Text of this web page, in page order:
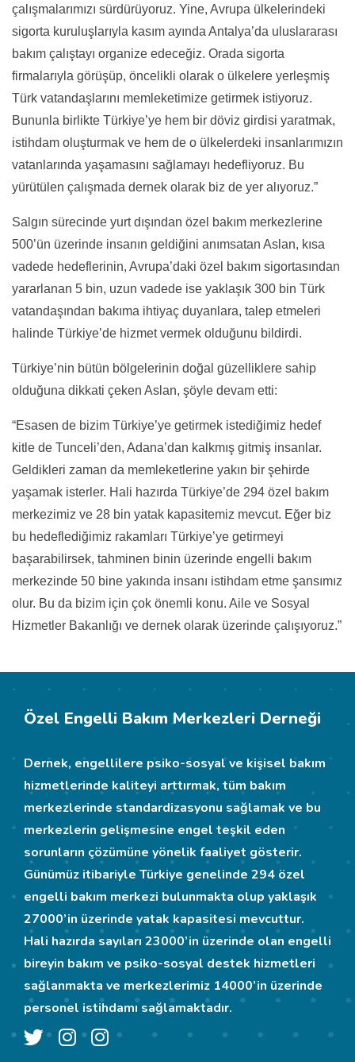
çalışmalarımızı sürdürüyoruz. Yine, Avrupa ülkelerindeki
sigorta kuruluşlarıyla kasım ayında Antalya’da uluslararası
bakım çalıştayı organize edeceğiz. Orada sigorta
firmalarıyla görüşüp, öncelikli olarak o ülkelere yerleşmiş
Türk vatandaşlarını memleketimize getirmek istiyoruz.
Bununla birlikte Türkiye’ye hem bir döviz girdisi yaratmak,
istihdam oluşturmak ve hem de o ülkelerdeki insanlarımızın
vatanlarında yaşamasını sağlamayı hedefliyoruz. Bu
yürütülen çalışmada dernek olarak biz de yer alıyoruz.”
Salgın sürecinde yurt dışından özel bakım merkezlerine
500’ün üzerinde insanın geldiğini anımsatan Aslan, kısa
vadede hedeflerinin, Avrupa’daki özel bakım sigortasından
yararlanan 5 bin, uzun vadede ise yaklaşık 300 bin Türk
vatandaşından bakıma ihtiyaç duyanlara, talep etmeleri
halinde Türkiye’de hizmet vermek olduğunu bildirdi.
Türkiye’nin bütün bölgelerinin doğal güzelliklere sahip
olduğuna dikkati çeken Aslan, şöyle devam etti:
“Esasen de bizim Türkiye’ye getirmek istediğimiz hedef
kitle de Tunceli’den, Adana’dan kalkmış gitmiş insanlar.
Geldikleri zaman da memleketlerine yakın bir şehirde
yaşamak isterler. Hali hazırda Türkiye’de 294 özel bakım
merkezimiz ve 28 bin yatak kapasitemiz mevcut. Eğer biz
bu hedeflediğimiz rakamları Türkiye’ye getirmeyi
başarabilirsek, tahminen binin üzerinde engelli bakım
merkezinde 50 bine yakında insanı istihdam etme şansımız
olur. Bu da bizim için çok önemli konu. Aile ve Sosyal
Hizmetler Bakanlığı ve dernek olarak üzerinde çalışıyoruz.”
Özel Engelli Bakım Merkezleri Derneği
Dernek, engellilere psiko-sosyal ve kişisel bakım
hizmetlerinde kaliteyi arttırmak, tüm bakım
merkezlerinde standardizasyonu sağlamak ve bu
merkezlerin gelişmesine engel teşkil eden
sorunların çözümüne yönelik faaliyet gösterir.
Günümüz itibariyle Türkiye genelinde 294 özel
engelli bakım merkezi bulunmakta olup yaklaşık
27000’in üzerinde yatak kapasitesi mevcuttur.
Hali hazırda sayıları 23000’in üzerinde olan engelli
bireyin bakım ve psiko-sosyal destek hizmetleri
sağlanmakta ve merkezlerimiz 14000’in üzerinde
personel istihdamı sağlamaktadır.